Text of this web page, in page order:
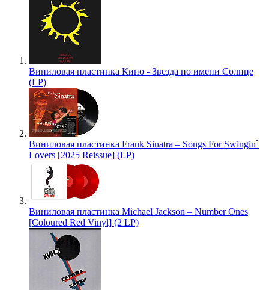
Виниловая пластинка Кино - Звезда по имени Солнце
(LP)
Виниловая пластинка Frank Sinatra – Songs For Swingin`
Lovers [2025 Reissue] (LP)
Виниловая пластинка Michael Jackson – Number Ones
[Coloured Red Vinyl] (2 LP)